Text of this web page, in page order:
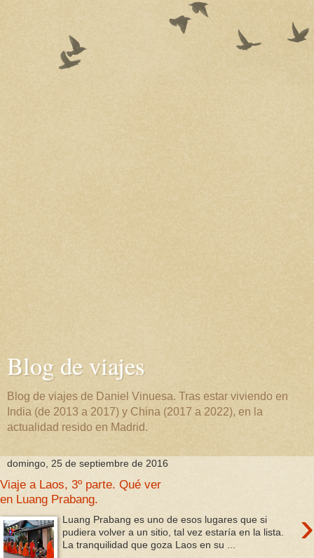
Blog de viajes
Blog de viajes de Daniel Vinuesa. Tras estar viviendo en
India (de 2013 a 2017) y China (2017 a 2022), en la
actualidad resido en Madrid.
domingo, 25 de septiembre de 2016
Viaje a Laos, 3º parte. Qué ver
en Luang Prabang.
›
Luang Prabang es uno de esos lugares que si
pudiera volver a un sitio, tal vez estaría en la lista.
La tranquilidad que goza Laos en su ...